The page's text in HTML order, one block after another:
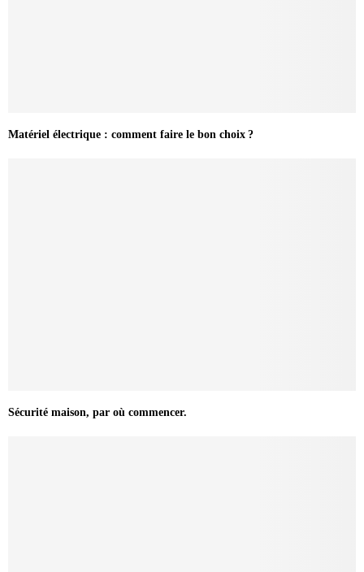
Matériel électrique : comment faire le bon choix ?
Sécurité maison, par où commencer.